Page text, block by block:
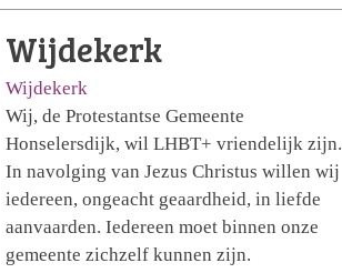
Wijdekerk
Wijdekerk
Wij, de Protestantse Gemeente
Honselersdijk, wil LHBT+ vriendelijk zijn.
In navolging van Jezus Christus willen wij
iedereen, ongeacht geaardheid, in liefde
aanvaarden. Iedereen moet binnen onze
gemeente zichzelf kunnen zijn.